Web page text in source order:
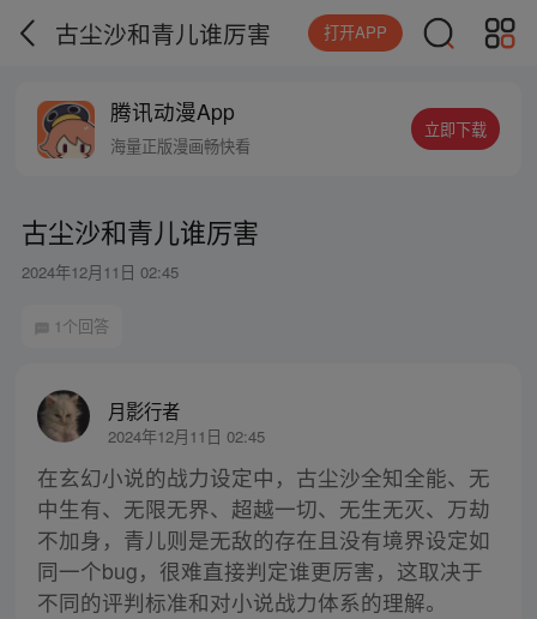
古尘沙和青儿谁厉害 打开APP
腾讯动漫App
海量正版漫画畅快看
立即下载
古尘沙和青儿谁厉害
2024年12月11日 02:45
1个回答
月影行者
2024年12月11日 02:45
在玄幻小说的战力设定中，古尘沙全知全能、无
中生有、无限无界、超越一切、无生无灭、万劫
不加身，青儿则是无敌的存在且没有境界设定如
同一个bug，很难直接判定谁更厉害，这取决于
不同的评判标准和对小说战力体系的理解。